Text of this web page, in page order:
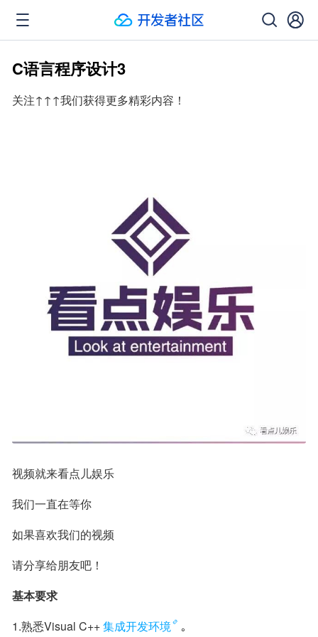
C语言程序设计3
关注↑↑↑我们获得更多精彩内容！
视频就来看点儿娱乐
我们一直在等你
如果喜欢我们的视频
请分享给朋友吧！
基本要求
1.熟悉Visual C++集成开发环境 ｡